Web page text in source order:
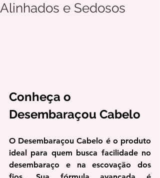
Alinhados e Sedosos
Conheça o
Desembaraçou Cabelo
O Desembaraçou Cabelo é o produto
ideal para quem busca facilidade no
desembaraço e na escovação dos